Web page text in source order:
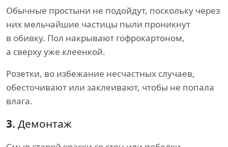
Обычные простыни не подойдут, поскольку через
них мельчайшие частицы пыли проникнут
в обивку. Пол накрывают гофрокартоном,
а сверху уже клеенкой.
Розетки, во избежание несчастных случаев,
обесточивают или заклеивают, чтобы не попала
влага.
3. Демонтаж